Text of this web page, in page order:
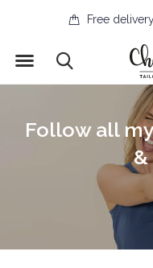
Free
Follow all